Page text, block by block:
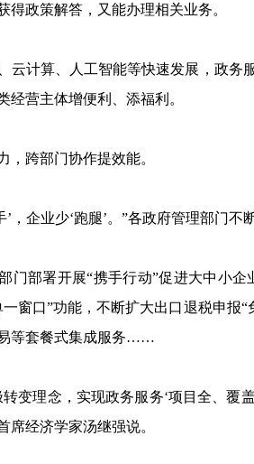
得政策解答，又能办理相关业务。
计算、人工智能等快速发展，政务服
经营主体增便利、添福利。
部门协作提效能。
企业少‘跑腿’。”各政府管理部门不
部署开展“携手行动”促进大中小企
一窗口”功能，不断扩大出口退税申报
等套餐式集成服务……
理念，实现政务服务‘项目全、覆
席经济学家汤继强说。